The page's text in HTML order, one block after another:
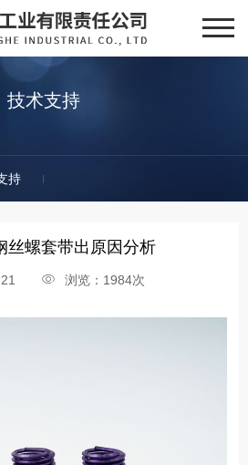
技术支持
持
丝螺套带出原因分析
21 浏览：1984次